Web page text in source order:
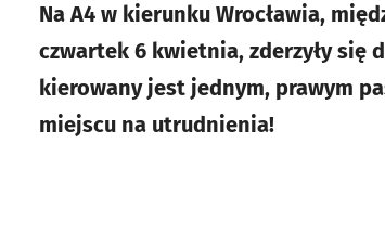
Na A4 w kierunku Wrocławia,
czwartek 6 kwietnia, zderzyły się
kierowany jest jednym, prawym
miejscu na utrudnienia!